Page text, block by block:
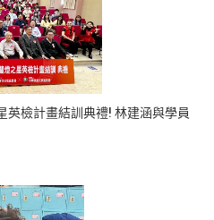
英檢計畫結訓典禮! 林建涵與學員